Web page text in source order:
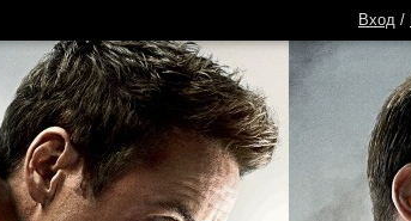
Вход /